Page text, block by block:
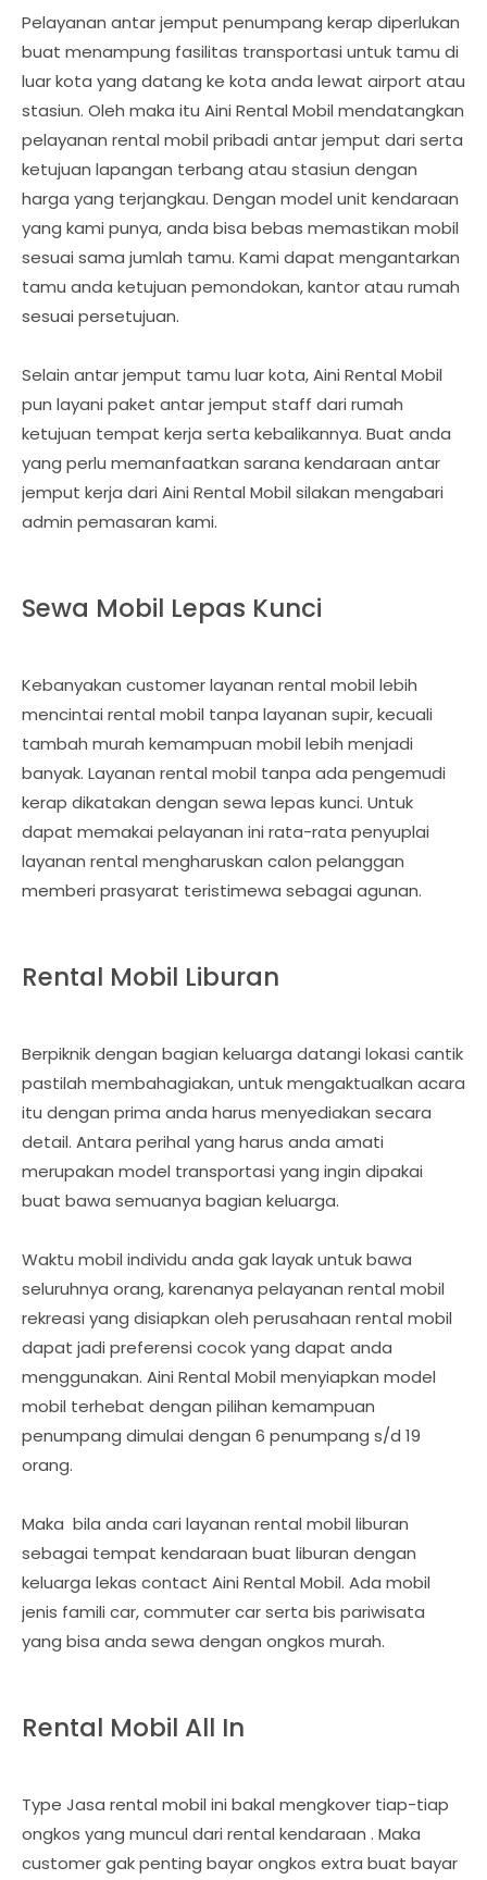
Pelayanan antar jemput penumpang kerap diperlukan
buat menampung fasilitas transportasi untuk tamu di
luar kota yang datang ke kota anda lewat airport atau
stasiun. Oleh maka itu Aini Rental Mobil mendatangkan
pelayanan rental mobil pribadi antar jemput dari serta
ketujuan lapangan terbang atau stasiun dengan
harga yang terjangkau. Dengan model unit kendaraan
yang kami punya, anda bisa bebas memastikan mobil
sesuai sama jumlah tamu. Kami dapat mengantarkan
tamu anda ketujuan pemondokan, kantor atau rumah
sesuai persetujuan.
Selain antar jemput tamu luar kota, Aini Rental Mobil
pun layani paket antar jemput staff dari rumah
ketujuan tempat kerja serta kebalikannya. Buat anda
yang perlu memanfaatkan sarana kendaraan antar
jemput kerja dari Aini Rental Mobil silakan mengabari
admin pemasaran kami.
Sewa Mobil Lepas Kunci
Kebanyakan customer layanan rental mobil lebih
mencintai rental mobil tanpa layanan supir, kecuali
tambah murah kemampuan mobil lebih menjadi
banyak. Layanan rental mobil tanpa ada pengemudi
kerap dikatakan dengan sewa lepas kunci. Untuk
dapat memakai pelayanan ini rata-rata penyuplai
layanan rental mengharuskan calon pelanggan
memberi prasyarat teristimewa sebagai agunan.
Rental Mobil Liburan
Berpiknik dengan bagian keluarga datangi lokasi cantik
pastilah membahagiakan, untuk mengaktualkan acara
itu dengan prima anda harus menyediakan secara
detail. Antara perihal yang harus anda amati
merupakan model transportasi yang ingin dipakai
buat bawa semuanya bagian keluarga.
Waktu mobil individu anda gak layak untuk bawa
seluruhnya orang, karenanya pelayanan rental mobil
rekreasi yang disiapkan oleh perusahaan rental mobil
dapat jadi preferensi cocok yang dapat anda
menggunakan. Aini Rental Mobil menyiapkan model
mobil terhebat dengan pilihan kemampuan
penumpang dimulai dengan 6 penumpang s/d 19
orang.
Maka bila anda cari layanan rental mobil liburan
sebagai tempat kendaraan buat liburan dengan
keluarga lekas contact Aini Rental Mobil. Ada mobil
jenis famili car, commuter car serta bis pariwisata
yang bisa anda sewa dengan ongkos murah.
Rental Mobil All In
Type Jasa rental mobil ini bakal mengkover tiap-tiap
ongkos yang muncul dari rental kendaraan . Maka
customer gak penting bayar ongkos extra buat bayar